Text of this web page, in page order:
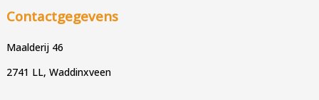
Contactgegevens
Maalderij 46
2741 LL, Waddinxveen